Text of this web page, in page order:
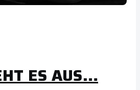
ES AUS…